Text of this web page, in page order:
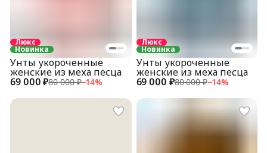
Люкс
Новинка
69 000 ₽80 000 ₽−14%
Унты укороченные
женские из меха песца
Люкс
Новинка
69 000 ₽80 000 ₽−14%
Унты укороченные
женские из меха песца